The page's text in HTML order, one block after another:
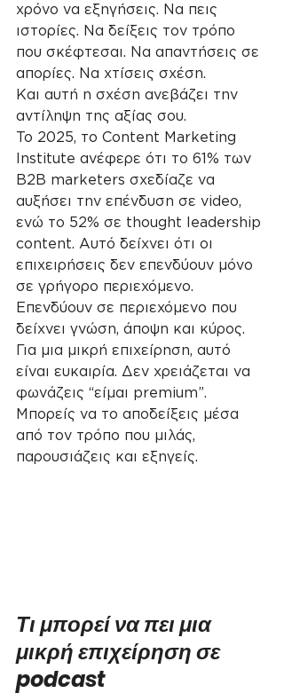
χρόνο να εξηγήσεις. Να πεις
ιστορίες. Να δείξεις τον τρόπο
που σκέφτεσαι. Να απαντήσεις σε
απορίες. Να χτίσεις σχέση.
Και αυτή η σχέση ανεβάζει την
αντίληψη της αξίας σου.
Το 2025, το Content Marketing
Institute ανέφερε ότι το 61% των
B2B marketers σχεδίαζε να
αυξήσει την επένδυση σε video,
ενώ το 52% σε thought leadership
content. Αυτό δείχνει ότι οι
επιχειρήσεις δεν επενδύουν μόνο
σε γρήγορο περιεχόμενο.
Επενδύουν σε περιεχόμενο που
δείχνει γνώση, άποψη και κύρος.
Για μια μικρή επιχείρηση, αυτό
είναι ευκαιρία. Δεν χρειάζεται να
φωνάζεις “είμαι premium”.
Μπορείς να το αποδείξεις μέσα
από τον τρόπο που μιλάς,
παρουσιάζεις και εξηγείς.
Τι μπορεί να πει μια
μικρή επιχείρηση σε
podcast